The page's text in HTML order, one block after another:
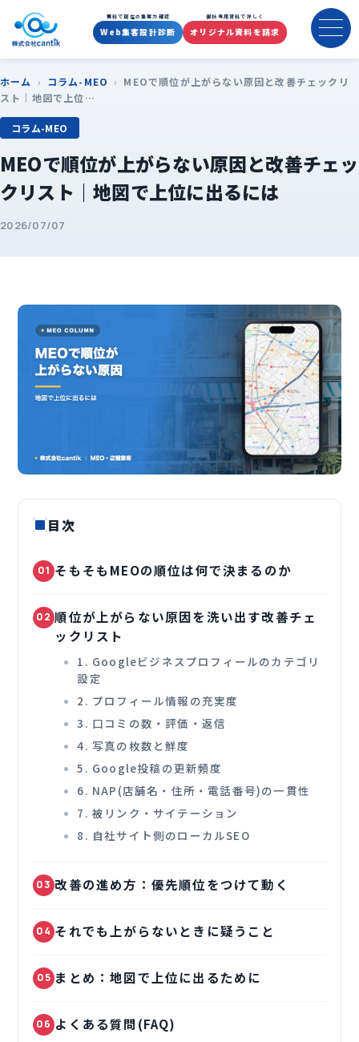
無料で現在の集客力確認
Web集客設計診断
御社専用資料で詳しく
オリジナル資料を請求
ホーム › コラム-MEO › MEOで順位が上がらない原因と改善チェックリ
スト｜地図で上位…
コラム-MEO
MEOで順位が上がらない原因と改善チェッ
クリスト｜地図で上位に出るには
2026/07/07
目次
01 そもそもMEOの順位は何で決まるのか
02 順位が上がらない原因を洗い出す改善チェ
ックリスト
1. Googleビジネスプロフィールのカテゴリ
設定
2. プロフィール情報の充実度
3. 口コミの数・評価・返信
4. 写真の枚数と鮮度
5. Google投稿の更新頻度
6. NAP(店舗名・住所・電話番号)の一貫性
7. 被リンク・サイテーション
8. 自社サイト側のローカルSEO
03 改善の進め方：優先順位をつけて動く
04 それでも上がらないときに疑うこと
05 まとめ：地図で上位に出るために
06 よくある質問(FAQ)